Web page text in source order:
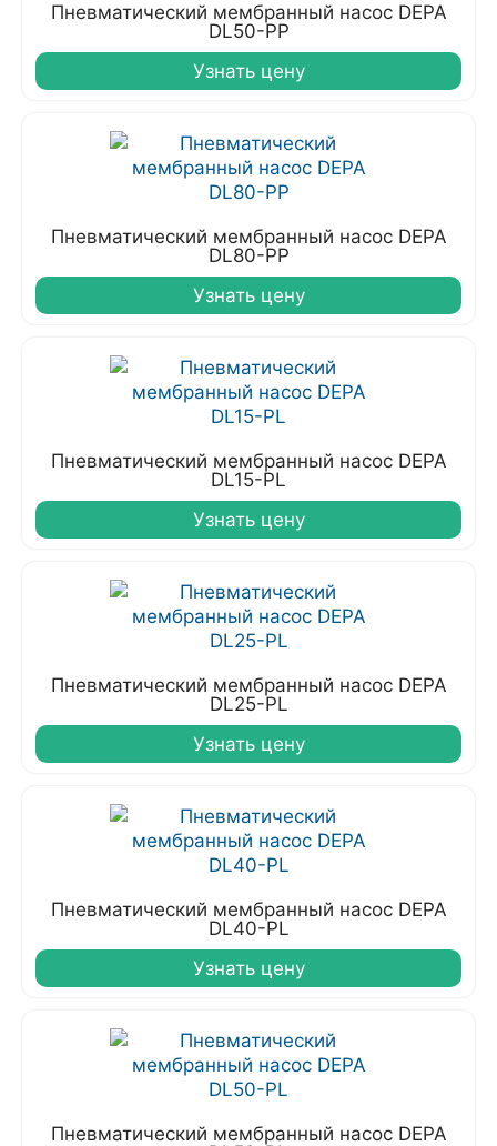
Пневматический мембранный насос DEPA
DL50-PP
Узнать цену
Пневматический мембранный насос DEPA
DL80-PP
Узнать цену
Пневматический мембранный насос DEPA
DL15-PL
Узнать цену
Пневматический мембранный насос DEPA
DL25-PL
Узнать цену
Пневматический мембранный насос DEPA
DL40-PL
Узнать цену
Пневматический мембранный насос DEPA